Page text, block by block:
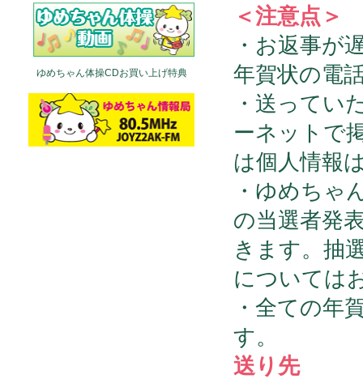
＜注意点＞
・お返事が
年賀状の電
・送ってい
ーネットで
は個人情報
・ゆめちゃ
の当選者発
きます。抽
については
・全ての年
す。
送り先
ゆめちゃん体操CDお買い上げ特典